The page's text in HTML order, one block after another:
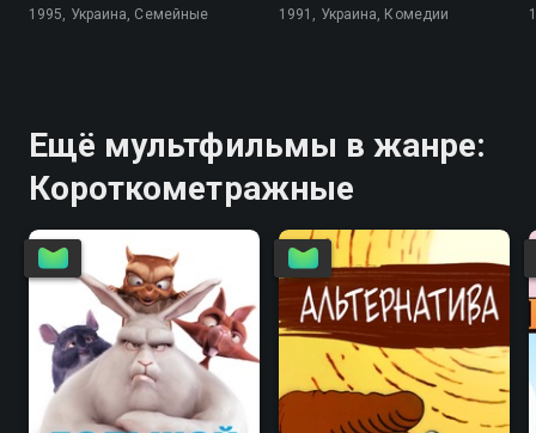
1995, Украина, Семейные 1991, Украина, Комедии
Ещё мультфильмы в жанре:
Короткометражные